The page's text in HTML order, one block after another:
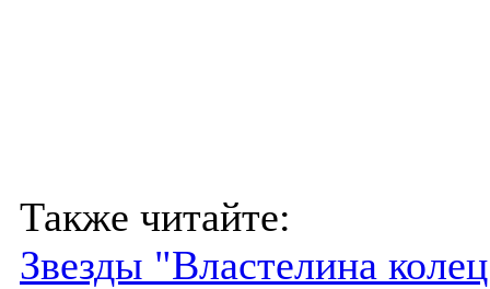
Также читайте:
Звезды "Властелина